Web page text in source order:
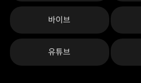
바이브
유튜브